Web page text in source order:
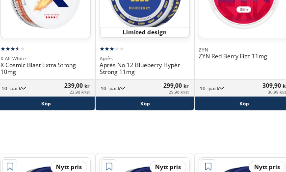
X All White
X Cosmic Blast Extra Strong
10mg
10 -pack 239,00 kr
23,90 kr/st
Köp
Limited design
Après
Après No.12 Blueberry Hypèr
Strong 11mg
10 -pack 299,00 kr
29,90 kr/st
Köp
ZYN
ZYN Red Berry Fizz 11mg
10 -pack 309,90
30,99 kr/
Köp
Nytt pris Nytt pris Nytt pris